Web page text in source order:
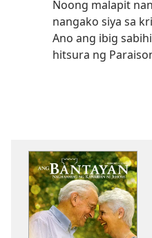
Noong malapit
nangako siya sa
Ano ang ibig
hitsura ng